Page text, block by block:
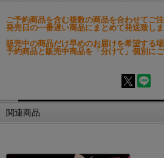
ご予約商品を含む複数の商品を合わせてご
発売日の一番遅い商品にまとめて発送致しま
販売中の商品だけ早めのお届けを希望する場
予約商品と販売中商品を「分けて」個別にご
関連商品